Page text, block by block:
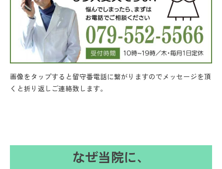
画像をタップすると留守番電話に繋がりますのでメッセージを頂
くと折り返しご連絡致します。
なぜ当院に、